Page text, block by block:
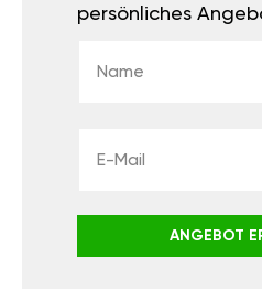
persönliches
ANGEBOT